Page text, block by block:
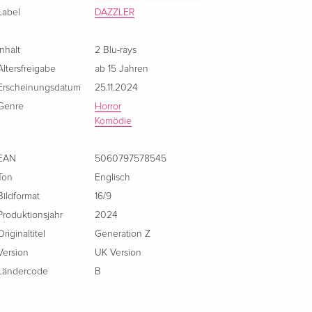
DAZZLER
Inhalt
2 Blu-rays
ab 15 Jahren
25.11.2024
Horror
Komödie
5060797578545
Ton
Englisch
16/9
2024
Generation Z
UK Version
B